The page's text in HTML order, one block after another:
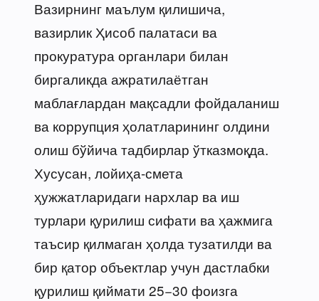
Вазирнинг маълум қилишича,
вазирлик Ҳисоб палатаси ва
прокуратура органлари билан
биргаликда ажратилаётган
маблағлардан мақсадли фойдаланиш
ва коррупция ҳолатларининг олдини
олиш бўйича тадбирлар ўтказмоқда.
Хусусан, лойиҳа-смета
ҳужжатларидаги нархлар ва иш
турлари қурилиш сифати ва ҳажмига
таъсир қилмаган ҳолда тузатилди ва
бир қатор объектлар учун дастлабки
қурилиш қиймати 25−30 фоизга